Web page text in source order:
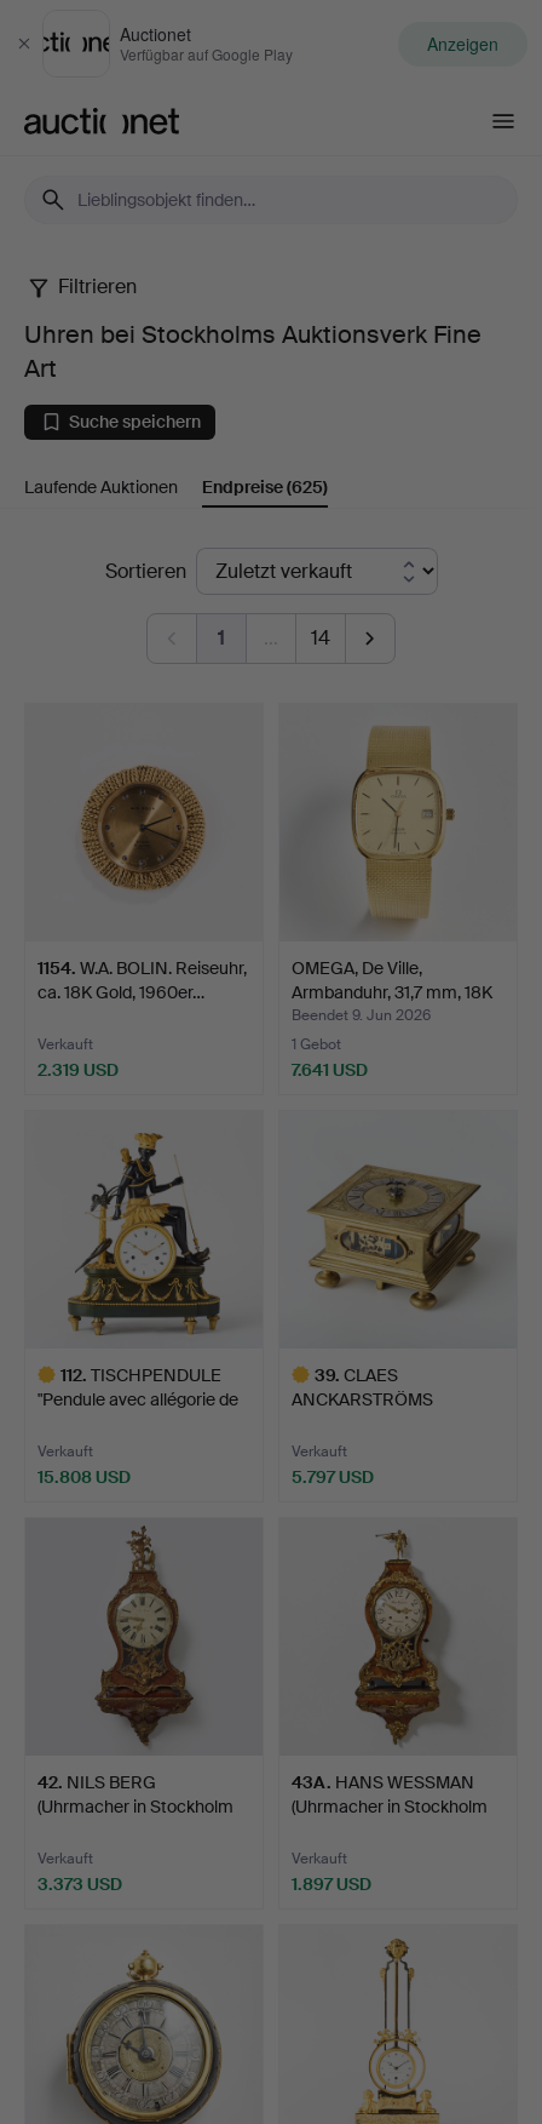
Schließen
Auctionet
Verfügbar auf Google Play Anzeigen
Uhren
bei
Stockholms
Auktionsverk
Filtrieren
Uhren bei Stockholms Auktionsverk Fine
Art
Suche speichern
Laufende Auktionen Endpreise(625)
EndpreiseSortieren
1 … 14
1154. W.A. BOLIN. Reiseuhr,
ca. 18K Gold, 1960er…
Verkauft
2.319 USD
OMEGA, De Ville,
Armbanduhr, 31,7 mm, 18K
…
Beendet 9. Jun 2026
1 Gebot
7.641 USD
112. TISCHPENDULE
"Pendule avec allégorie de
Verkauft
15.808 USD
39. CLAES
ANCKARSTRÖMS
A…
Verkauft
5.797 USD
42. NILS BERG
(Uhrmacher in Stockholm
Verkauft
3.373 USD
43A. HANS WESSMAN
(Uhrmacher in Stockholm
Verkauft
1.897 USD